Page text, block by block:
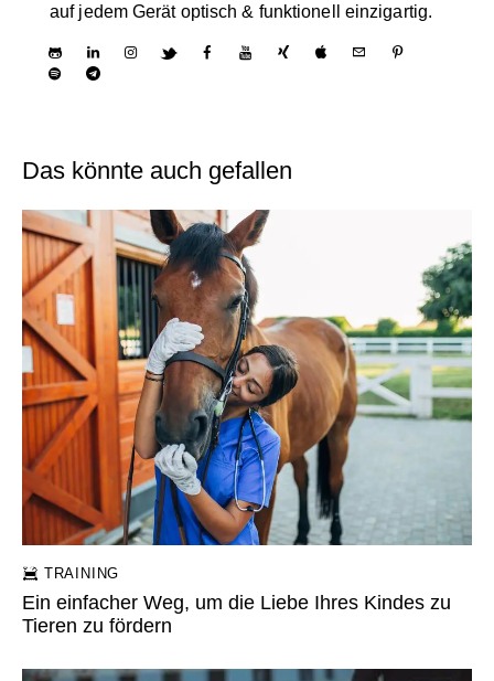
auf jedem Gerät optisch & funktionell einzigartig.
Das könnte auch gefallen
TRAINING
Ein einfacher Weg, um die Liebe Ihres Kindes zu
Tieren zu fördern